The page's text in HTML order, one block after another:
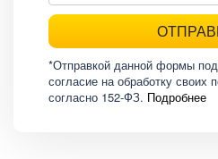
*Отправкой данной формы
согласие на обработку своих
согласно 152-ФЗ. Подробнее